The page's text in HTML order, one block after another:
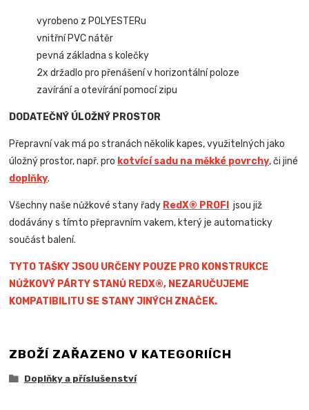
vyrobeno z POLYESTERu
vnitřní PVC nátěr
pevná základna s kolečky
2x držadlo pro přenášení v horizontální poloze
zavírání a otevírání pomocí zipu
DODATEČNÝ ÚLOŽNÝ PROSTOR
Přepravní vak má po stranách několik kapes, využitelných jako
úložný prostor, např. pro kotvící sadu na měkké povrchy, či jiné
doplňky.
Všechny naše nůžkové stany řady RedX® PROFI
jsou již
dodávány s tímto přepravním vakem, který je automaticky
součást balení.
TYTO TAŠKY JSOU URČENY POUZE PRO KONSTRUKCE
NŮŽKOVÝ PÁRTY STANŮ REDX®, NEZARUČUJEME
KOMPATIBILITU SE STANY JINÝCH ZNAČEK.
ZBOŽÍ ZAŘAZENO V KATEGORIÍCH
Doplňky a příslušenství